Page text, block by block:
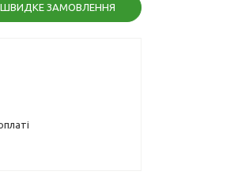
ШВИДКЕ ЗАМОВЛЕННЯ